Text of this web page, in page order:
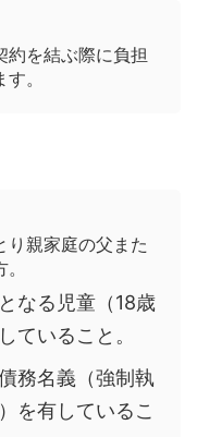
約を結ぶ際に負担
。
り親家庭の父また
なる児童（18歳
ていること。
務名義（強制執
を有しているこ